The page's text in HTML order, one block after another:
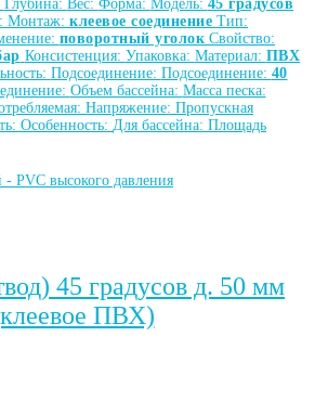
Глубина: Вес: Форма: Модель: 45 градусов
Монтаж: клеевое соединение Тип:
поворотный уголок Свойство:
Консистенция: Упаковка: Материал: ПВХ
Подсоединение: Подсоединение: 40
Объем бассейна: Масса песка:
Напряжение: Пропускная
Особенность: Для бассейна: Площадь
- PVC высокого давления
45 градусов д. 50 мм
ПВХ)